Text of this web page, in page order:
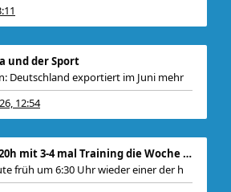
und der Sport
Deutschland exportiert im Juni mehr
12:54
Re: Sub 3:20h mit 3-4 mal Training die Woche machb
früh um 6:30 Uhr wieder einer der h